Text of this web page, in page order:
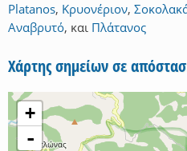
Platanos, Κρυονέριον,
Αναβρυτό, και Πλάτανος
Χάρτης σημείων σε
+
-